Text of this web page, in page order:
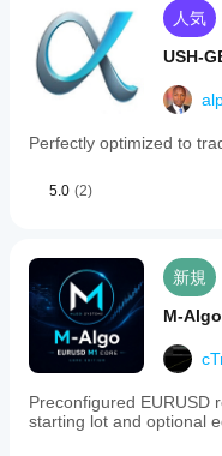
人気
USH-
Perfectly optimized to
5.0 (2)
新規
M-
Preconfigured EURUSD
starting lot and optional